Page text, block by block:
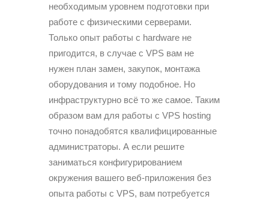
необходимым уровнем подготовки при
работе с физическими серверами.
Только опыт работы с hardware не
пригодится, в случае с VPS вам не
нужен план замен, закупок, монтажа
оборудования и тому подобное. Но
инфраструктурно всё то же самое. Таким
образом вам для работы с VPS hosting
точно понадобятся квалифицированные
администраторы. А если решите
заниматься конфигурированием
окружения вашего веб-приложения без
опыта работы с VPS, вам потребуется